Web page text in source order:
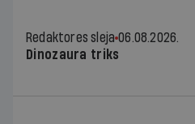
Redaktores sleja 06.08.2026.
Dinozaura triks